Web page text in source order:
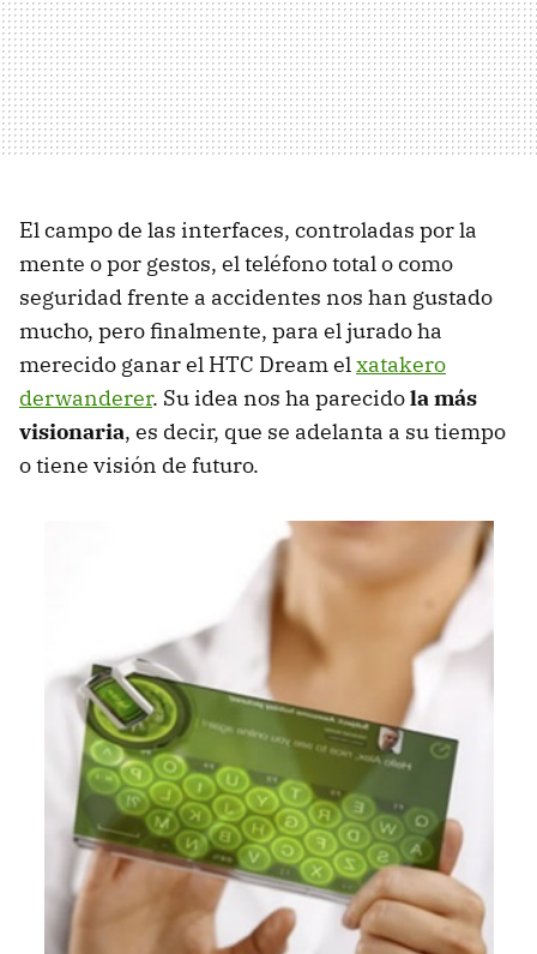
El campo de las interfaces, controladas por la
mente o por gestos, el teléfono total o como
seguridad frente a accidentes nos han gustado
mucho, pero finalmente, para el jurado ha
merecido ganar el HTC Dream elxatakero
derwanderer. Su idea nos ha parecidola más
visionaria, es decir, que se adelanta a su tiempo
o tiene visión de futuro.